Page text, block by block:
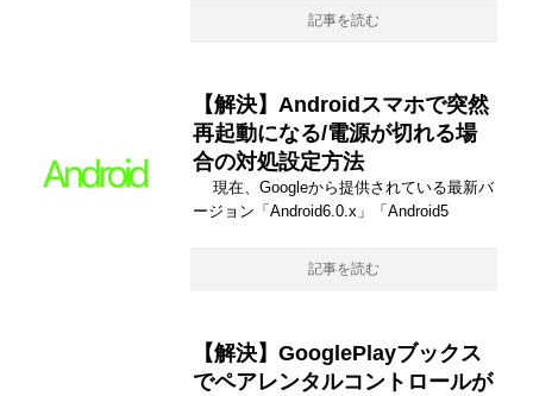
記事を読む
【解決】Androidスマホで突然
再起動になる/電源が切れる場
合の対処設定方法
現在、Googleから提供されている最新バ
ージョン「Android6.0.x」「Android5
記事を読む
【解決】GooglePlayブックス
でペアレンタルコントロールが